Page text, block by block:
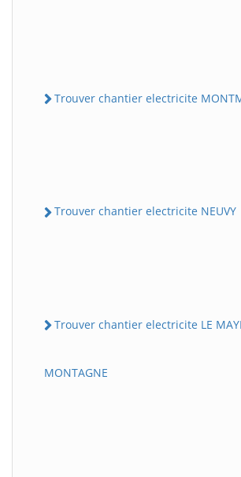
Trouver chantier electricite
Trouver chantier electricite NEUVY
Trouver chantier electricite LE
MONTAGNE